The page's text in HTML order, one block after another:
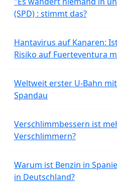
(SPD) : stimmt das?
Hantavirus auf Kanaren:
Risiko auf Fuerteventura
Weltweit erster U-Bahn
Spandau
Verschlimmbessern ist
Verschlimmern?
Warum ist Benzin in
in Deutschland?